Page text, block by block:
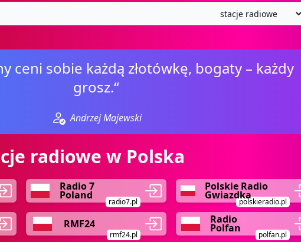
ceni sobie każdą złotówkę, bogaty – każdy
grosz.“
Andrzej Majewski
radiowe w Polska
Radio 7
Poland
radio7.pl
Polskie Radio
Gwiazdka
polskieradio.pl
RMF24
rmf24.pl
Radio
Polfan
polfan.pl